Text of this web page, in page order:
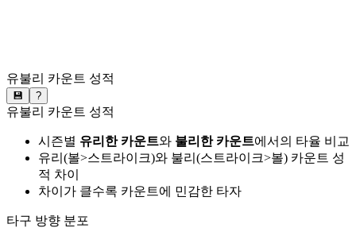
유불리 카운트 성적
💾 ?
유불리 카운트 성적
시즌별 유리한 카운트와 불리한 카운트에서의 타율 비교
유리(볼>스트라이크)와 불리(스트라이크>볼) 카운트 성
적 차이
차이가 클수록 카운트에 민감한 타자
타구 방향 분포